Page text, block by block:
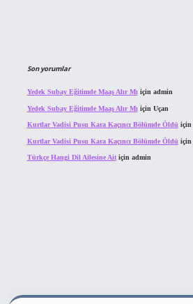
Son yorumlar
Yedek Subay Eğitimde Maaş Alır Mı için admin
Yedek Subay Eğitimde Maaş Alır Mı için Uçan
Kurtlar Vadisi Pusu Kara Kaçıncı Bölümde Öldü için
Kurtlar Vadisi Pusu Kara Kaçıncı Bölümde Öldü için
Türkçe Hangi Dil Ailesine Aitiçin admin